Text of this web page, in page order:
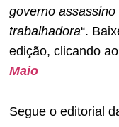
governo
trabalhadora“.
edição, clicando
Maio
Segue o editorial